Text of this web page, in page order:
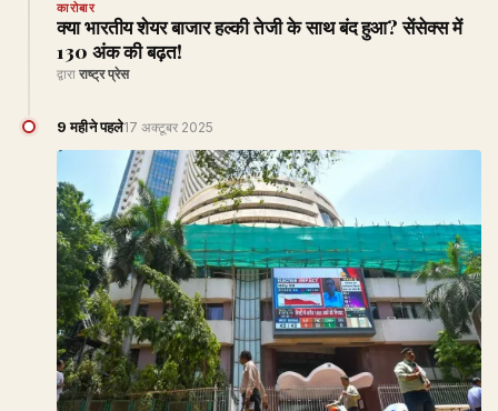
कारोबार
क्या भारतीय शेयर बाजार हल्की तेजी के साथ बंद हुआ? सेंसेक्स में
130 अंक की बढ़त!
द्वारा राष्ट्र प्रेस
9 महीने पहले17 अक्टूबर 2025